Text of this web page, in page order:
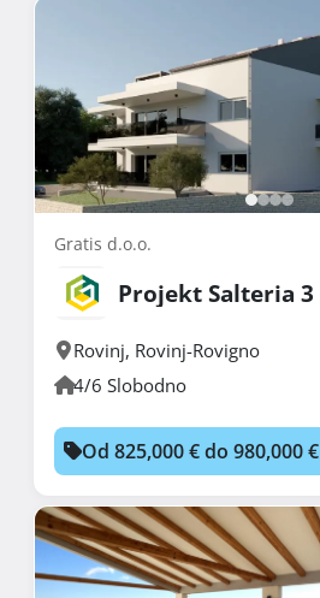
Gratis d.o.o.
Projekt Salteria 3
Rovinj, Rovinj-Rovigno
4/6 Slobodno
Od 825,000 € do 980,000 €